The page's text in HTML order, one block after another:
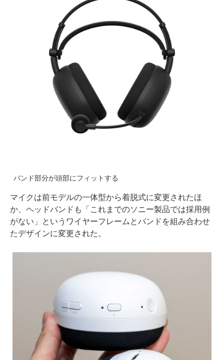
バンド部分が頭部にフィットする
マイクは前モデルの一体型から着脱式に変更されたほ
か、ヘッドバンドも「これまでのソニー製品では採用例
がない」というワイヤーフレームとバンドを組み合わせ
たデザインに変更された。